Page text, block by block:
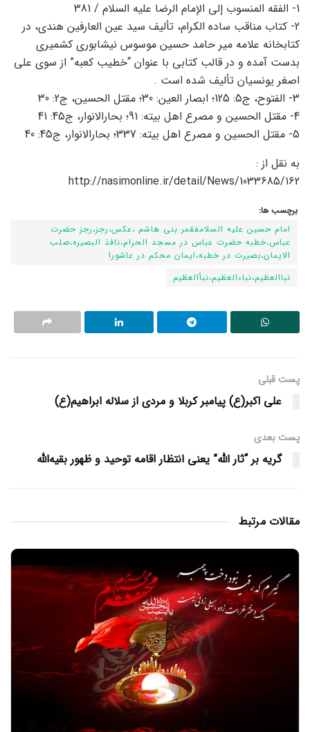
1- الفقه المنسوب إلى الإمام الرضا علیه السلام / 381
2- کتاب مناقب ساده الکرام، تألیف سید عین العارفین هندی، در
کتابخانه علامه میر حامد حسین موسوس نیشابوری کشمیری
بدست آمده و در قالب کتابی با عنوان “خطیب کعبه” از سوی علی
اصغر یونسیان تألیف شده است .
3- الفتوح، ج5: 125؛ ابصار العین: 30؛ مقتل الحسین، ج2: 30
4- مقتل الحسین و مصرع اهل بیته: 91؛ بحارالانوار، ج45: 41
5- مقتل الحسین و مصرع اهل بیته: 337؛ بحارالانوار، ج45: 40
به نقل از :
http://nasimonline.ir/detail/News/1033685/162
برچسب ها:
امام حسین علیه السلامفقمر بنی هاشم ،عکس،رجز،رجز حضرت
عباس،خطبه حضرت عباس در مسجد الحرام،نافذ البصیره،صلب
الایمان،بصیرت در خطبه،ایمان محکم در عاشورا
نباالعظیم،نباءالعظیم،نبأالعظیم
پست قبلی
علی اکبر(ع) پیامبر کربلا و مردی از سلاله ابراهیم(ع)
پست‌ بعدی
گریه بر “ثار الله” یعنی انتظار اقامه توحید و ظهور بقیه‌الله
مقالات مرتبط